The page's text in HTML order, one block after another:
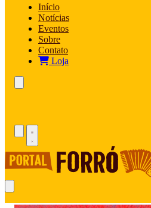
Início
Notícias
Eventos
Sobre
Contato
Loja